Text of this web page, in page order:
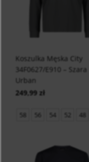
Koszulka Męska City
34F0627/E910 – Szara |
Urban
249,99 zł
58 56 54 52 48